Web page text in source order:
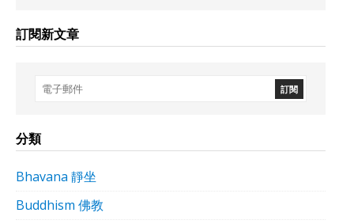
訂閱新文章
分類
Bhavana 靜坐
Buddhism 佛教